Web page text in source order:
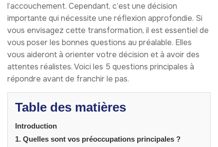
l’accouchement. Cependant, c’est une décision
importante qui nécessite une réflexion approfondie. Si
vous envisagez cette transformation, il est essentiel de
vous poser les bonnes questions au préalable. Elles
vous aideront à orienter votre décision et à avoir des
attentes réalistes. Voici les 5 questions principales à
répondre avant de franchir le pas.
Table des matières
Introduction
1. Quelles sont vos préoccupations principales ?